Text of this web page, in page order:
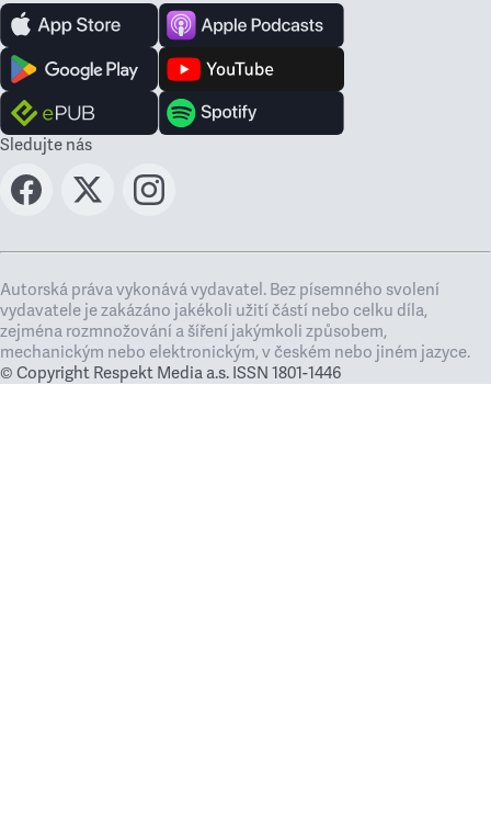
Sledujte nás
Autorská práva vykonává vydavatel. Bez písemného svolení
vydavatele je zakázáno jakékoli užití částí nebo celku díla,
zejména rozmnožování a šíření jakýmkoli způsobem,
mechanickým nebo elektronickým, v českém nebo jiném jazyce.
© Copyright Respekt Media a.s. ISSN 1801-1446